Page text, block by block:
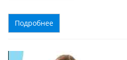
Подробнее